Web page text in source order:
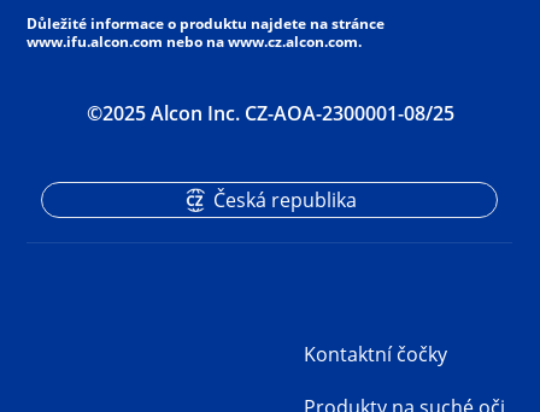
Důležité informace o produktu najdete na stránce
www.ifu.alcon.com nebo na www.cz.alcon.com.
©2025 Alcon Inc. CZ-AOA-2300001-08/25
Kontaktní čočky
Česká republika